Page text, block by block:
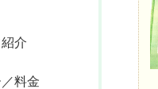
介
料金